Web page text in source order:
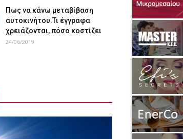
Πως να κάνω μεταβίβαση
αυτοκινήτου.Τι έγγραφα
χρειάζονται, πόσο κοστίζει
24/06/2019